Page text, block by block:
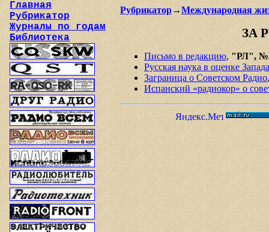
Главная
Рубрикатор
Журналы по годам
Библиотека
Рубрикатор→Международная
ЗА
Письмо в редакцию, "РЛ",
Русская наука в оценке Запада
Заграница о Советском Радио
Испанский «радиокор» о